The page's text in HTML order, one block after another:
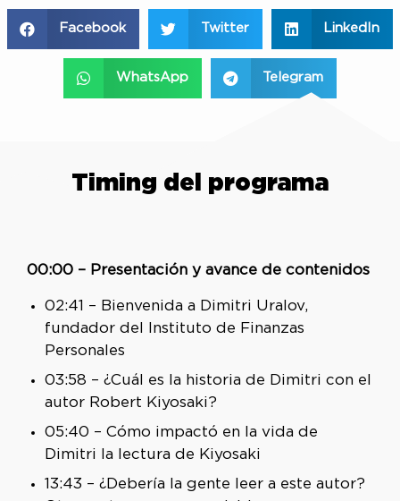
Facebook Twitter LinkedIn
WhatsApp Telegram
Timing del programa
00:00 – Presentación y avance de contenidos
02:41 – Bienvenida a Dimitri Uralov,
fundador del Instituto de Finanzas
Personales
03:58 – ¿Cuál es la historia de Dimitri con el
autor Robert Kiyosaki?
05:40 – Cómo impactó en la vida de
Dimitri la lectura de Kiyosaki
13:43 – ¿Debería la gente leer a este autor?